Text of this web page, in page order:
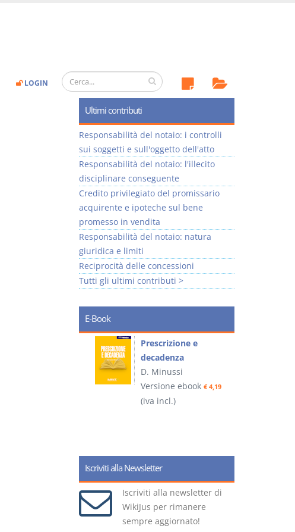
LOGIN
Ultimi contributi
Responsabilità del notaio: i controlli
sui soggetti e sull'oggetto dell'atto
Responsabilità del notaio: l'illecito
disciplinare conseguente
Credito privilegiato del promissario
acquirente e ipoteche sul bene
promesso in vendita
Responsabilità del notaio: natura
giuridica e limiti
Reciprocità delle concessioni
Tutti gli ultimi contributi >
E-Book
Prescrizione e
decadenza
D. Minussi
Versione ebook€ 4,19
(iva incl.)
Iscriviti alla Newsletter
Iscriviti alla newsletter di
WikiJus per rimanere
sempre aggiornato!